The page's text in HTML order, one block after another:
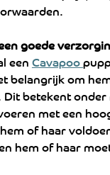
goede
een Cavapoo
belangrijk om
betekent
met een
of haar
hem of haar